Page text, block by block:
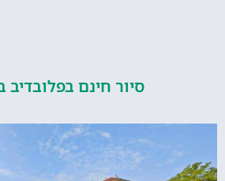
סיור חינם בפלובדיב בולגריה